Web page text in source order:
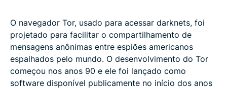
O navegador Tor, usado para acessar darknets, foi
projetado para facilitar o compartilhamento de
mensagens anônimas entre espiões americanos
espalhados pelo mundo. O desenvolvimento do Tor
começou nos anos 90 e ele foi lançado como
software disponível publicamente no início dos anos